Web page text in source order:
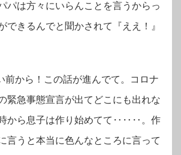
パは方々にいらんことを言うからっ
できるんでと聞かされて『ええ！』
前から！この話が進んでて。コロナ
緊急事態宣言が出てどこにも出れな
時から息子は作り始めてて‥‥‥。作
言うと本当に色んなところに言って